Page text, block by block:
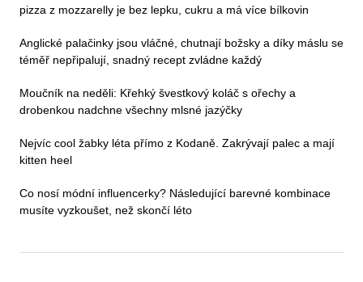
pizza z mozzarelly je bez lepku, cukru a má více bílkovin
Anglické palačinky jsou vláčné, chutnají božsky a díky máslu se
téměř nepřipalují, snadný recept zvládne každý
Moučník na neděli: Křehký švestkový koláč s ořechy a
drobenkou nadchne všechny mlsné jazýčky
Nejvíc cool žabky léta přímo z Kodaně. Zakrývají palec a mají
kitten heel
Co nosí módní influencerky? Následující barevné kombinace
musíte vyzkoušet, než skončí léto